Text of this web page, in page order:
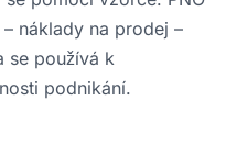
náklady na prodej –
se používá k
podnikání.